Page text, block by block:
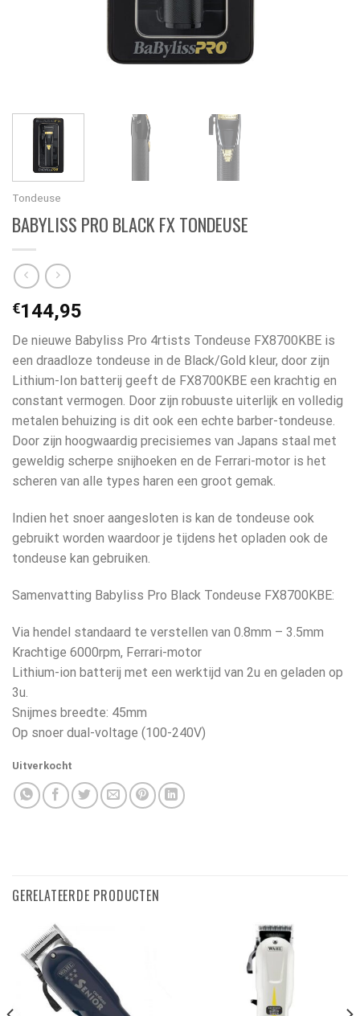
Tondeuse
BABYLISS PRO BLACK FX TONDEUSE
€144,95
De nieuwe Babyliss Pro 4rtists Tondeuse FX8700KBE is
een draadloze tondeuse in de Black/Gold kleur, door zijn
Lithium-Ion batterij geeft de FX8700KBE een krachtig en
constant vermogen. Door zijn robuuste uiterlijk en volledig
metalen behuizing is dit ook een echte barber-tondeuse.
Door zijn hoogwaardig precisiemes van Japans staal met
geweldig scherpe snijhoeken en de Ferrari-motor is het
scheren van alle types haren een groot gemak.
Indien het snoer aangesloten is kan de tondeuse ook
gebruikt worden waardoor je tijdens het opladen ook de
tondeuse kan gebruiken.
Samenvatting Babyliss Pro Black Tondeuse FX8700KBE:
Via hendel standaard te verstellen van 0.8mm – 3.5mm
Krachtige 6000rpm, Ferrari-motor
Lithium-ion batterij met een werktijd van 2u en geladen op
3u.
Snijmes breedte: 45mm
Op snoer dual-voltage (100-240V)
Uitverkocht
GERELATEERDE PRODUCTEN